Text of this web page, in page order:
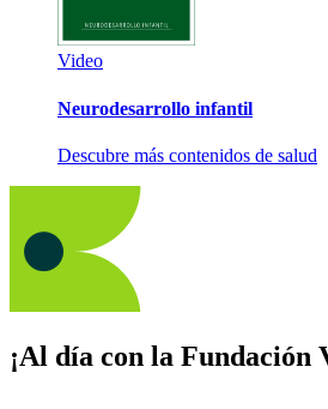
Video
Neurodesarrollo infantil
Descubre más contenidos de salud
¡Al día con la Fundación